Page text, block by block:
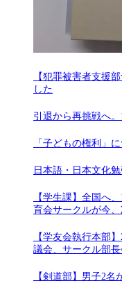
【犯罪被害者支援
した
引退から再挑戦へ
「子どもの権利」
日本語・日本文化
【学生課】全国へ
育会サークルが今、
【学友会執行本部
議会、サークル部
【剣道部】男子2